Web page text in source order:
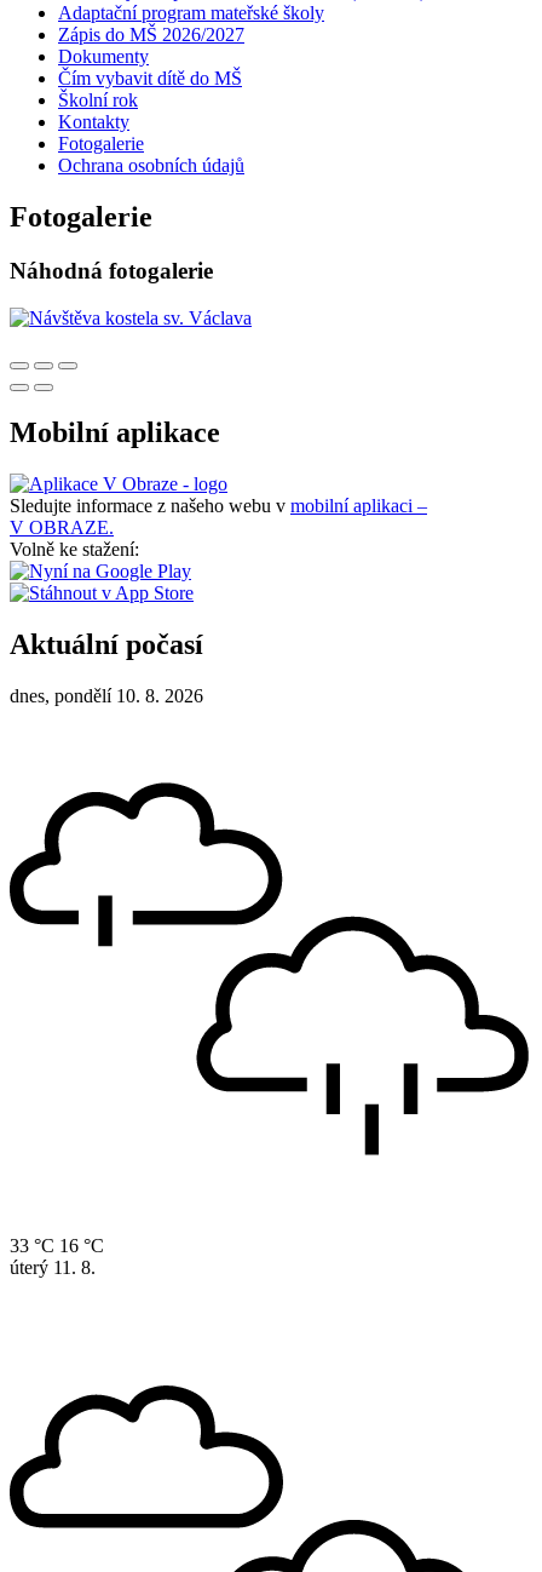
Adaptační program mateřské školy
Zápis do MŠ 2026/2027
Dokumenty
Čím vybavit dítě do MŠ
Školní rok
Kontakty
Fotogalerie
Ochrana osobních údajů
Fotogalerie
Náhodná fotogalerie
Mobilní aplikace
Sledujte informace z našeho webu v mobilní aplikaci –
V OBRAZE.
Volně ke stažení:
Aktuální počasí
dnes, pondělí 10. 8. 2026
33 °C 16 °C
úterý 11. 8.